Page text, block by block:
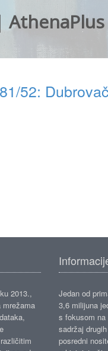
AthenaPlus
52:
2013.,
mrežama
Jedan od
3,6 milijuna
s fokusom
sadržaj
posredni